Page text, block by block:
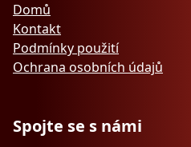
Domů
Kontakt
Podmínky použití
Ochrana osobních údajů
Spojte se s námi